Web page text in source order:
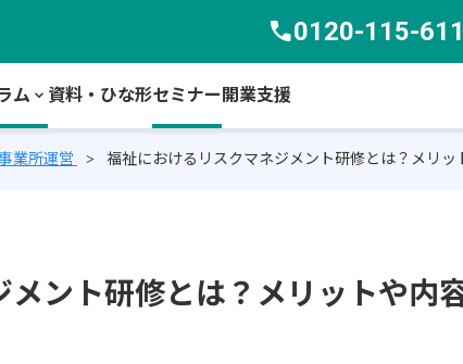
call0120-115-611
ム keyboard_arrow_down 資料・ひな形セミナー 開業支援
業所運営 福祉におけるリスクマネジメント研修とは？メリッ
ント研修とは？メリットや内